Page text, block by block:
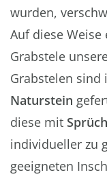
wurden,
Auf diese
Grabstele
Grabstelen sind
Naturstein
diese mit
individueller zu
geeigneten